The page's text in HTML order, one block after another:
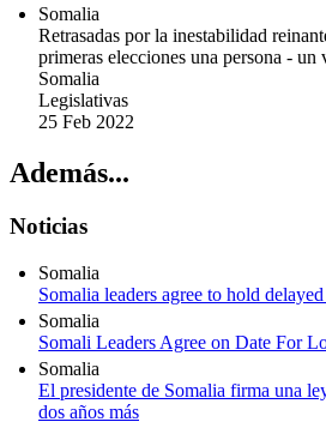
Somalia
Retrasadas por la inestabilidad
primeras elecciones una persona - un
Somalia
Legislativas
25 Feb 2022
Además...
Noticias
Somalia
Somalia leaders agree to hold
Somalia
Somali Leaders Agree on Date For
Somalia
El presidente de Somalia firma una
dos años más